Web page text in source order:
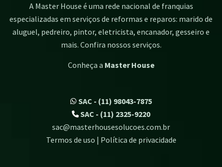
A Master House é uma rede nacional de franquias
especializadas em serviços de reformas e reparos: marido de
aluguel, pedreiro, pintor, eletricista, encanador, gesseiro e
mais. Confira nossos serviços.
Conheça a Master House
SAC - (11) 98043-7875
SAC - (11) 2325-9220
sac@masterhousesolucoes.com.br
Termos de uso | Política de privacidade